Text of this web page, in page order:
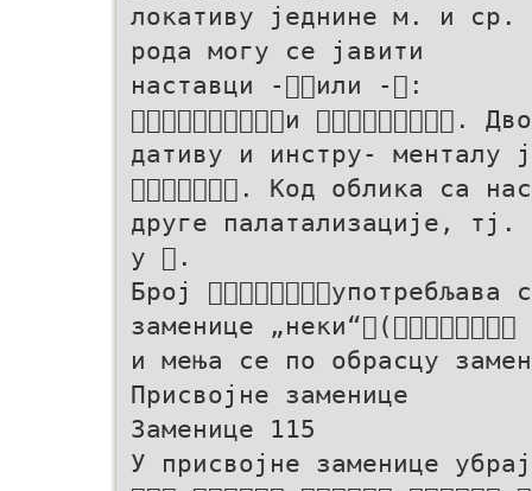
локативу једнине м. и ср.
рода могу се јавити
наставци -или -:
и .
дативу и инстру- менталу
. Код облика са
друге палатализације, тј.
у .
Број употребљава
заменице
и мења се по обрасцу
Присвојне заменице
Заменице 115
У присвојне заменице